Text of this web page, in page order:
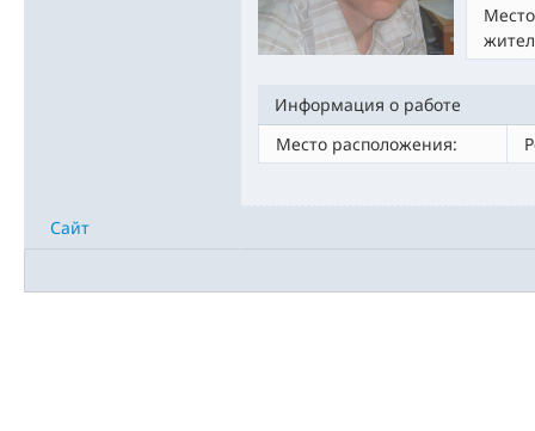
Место
Информация о работе
Место расположения:
Сайт